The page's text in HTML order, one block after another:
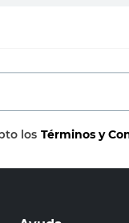
los Términos y